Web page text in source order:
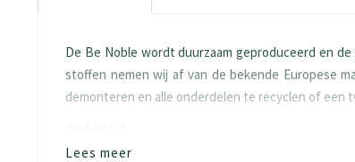
De Be Noble wordt duurzaam geproduceerd en
stoffen nemen wij af van de bekende Europese
demonteren en alle onderdelen te recyclen of een
Wielen volgens de EN-DIN-12529 norm.
Lees meer